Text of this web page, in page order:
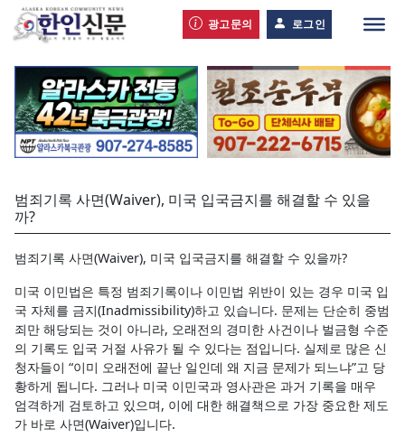
광고문의 로그인
범죄기록 사면(Waiver), 미국 입국금지를 해결할 수 있을
까?
범죄기록 사면(Waiver), 미국 입국금지를 해결할 수 있을까?
미국 이민법은 특정 범죄기록이나 이민법 위반이 있는 경우 미국 입
국 자체를 금지(Inadmissibility)하고 있습니다. 문제는 단순히 중범
죄만 해당되는 것이 아니라, 오래전의 경미한 사건이나 벌금형 수준
의 기록도 입국 거절 사유가 될 수 있다는 점입니다. 실제로 많은 신
청자들이 “이미 오래전에 끝난 일인데 왜 지금 문제가 되느냐”고 당
황하게 됩니다. 그러나 미국 이민국과 영사관은 과거 기록을 매우
엄격하게 검토하고 있으며, 이에 대한 해결책으로 가장 중요한 제도
가 바로 사면(Waiver)입니다.